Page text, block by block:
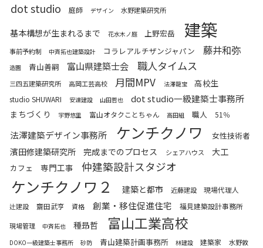
dot studio 庭師 デザイン 水野建築研究所
基本構想が生まれるまで 花水木ノ庭 上野宏岳 建築
事前予約制 中斉拓也建築設計 コラレアルチザンジャパン 藤井和弥
造園 青山善嗣 富山県建築士会 職人タイムス
三四五建築研究所 高岡工芸高校 月間MPV 法澤龍宝 高校生
studio SHUWARI 安達建設 山田哲也 dot studio一級建築士事務所
まちづくり 宇野悠里 富山オタクことちゃん 高田組 職人 51％
法澤建築デザイン事務所 ケンチクノワ 女性技術者
濱田修建築研究所 完成までのプロセス シェアハウス 大工
カフェ 専門工事 仲建築設計スタジオ
ケンチクノワ２ 建築と都市 近藤建設 現場代理人
辻建設 齋田武亨 資格 創業・移住促進住宅 福見建築設計事務所
現場管理 中斉拓也 種昻哲 富山工業高校
DOKO一級建築士事務所 砂防 青山建築計画事務所 林建設 建築家 水野敦